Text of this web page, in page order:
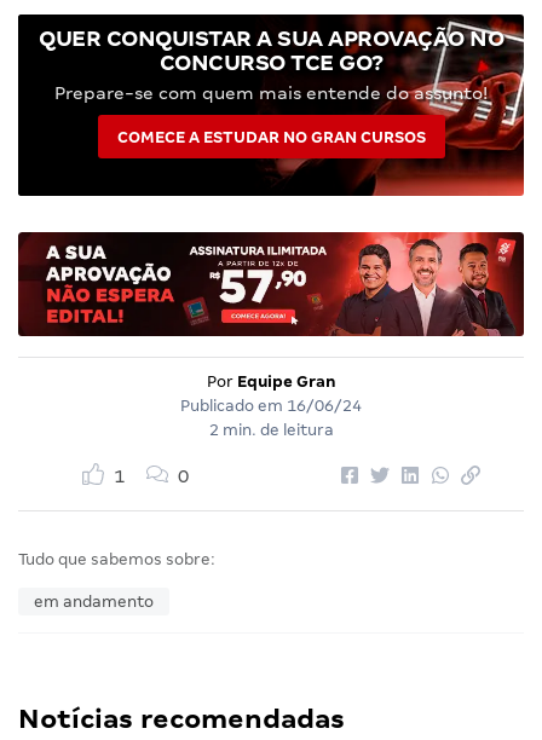
QUER CONQUISTAR A SUA APROVAÇÃO NO
CONCURSO TCE GO?
Prepare-se com quem mais entende do assunto!
COMECE A ESTUDAR NO GRAN CURSOS
Por Equipe Gran
Publicado em 16/06/24
2 min. de leitura
1 0
Tudo que sabemos sobre:
em andamento
Notícias recomendadas